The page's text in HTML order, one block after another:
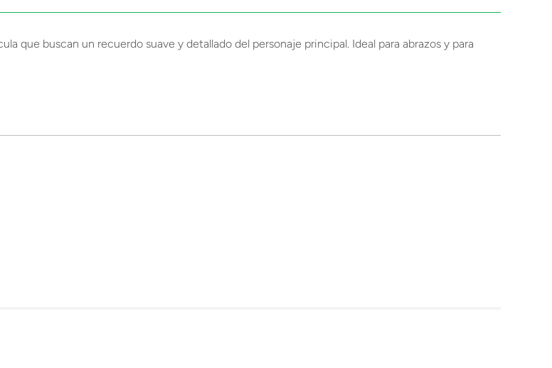
que buscan un recuerdo suave y detallado del personaje principal. Ideal para abrazos y para